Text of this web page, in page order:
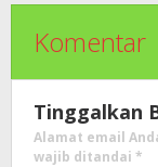
Komentar
Tinggalkan
Alamat email
wajib ditandai *